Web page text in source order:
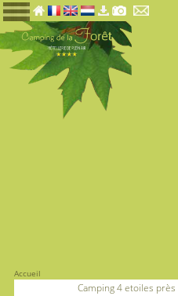
Accueil
Camping 4 etoiles